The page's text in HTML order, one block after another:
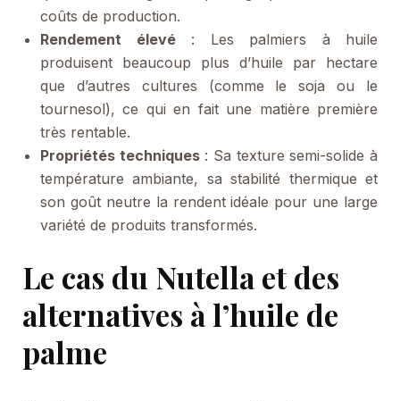
coûts de production.
Rendement élevé: Les palmiers à huile
produisent beaucoup plus d’huile par hectare
que d’autres cultures (comme le soja ou le
tournesol), ce qui en fait une matière première
très rentable.
Propriétés techniques: Sa texture semi-solide à
température ambiante, sa stabilité thermique et
son goût neutre la rendent idéale pour une large
variété de produits transformés.
Le cas du Nutella et des
alternatives à l’huile de
palme